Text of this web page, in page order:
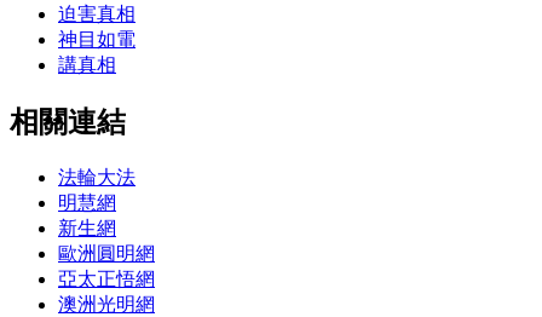
迫害真相
神目如電
講真相
相關連結
法輪大法
明慧網
新生網
歐洲圓明網
亞太正悟網
澳洲光明網